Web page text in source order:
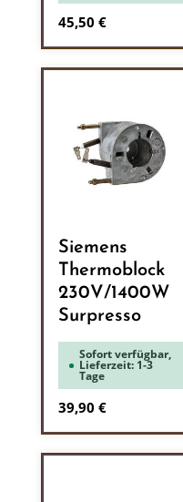
Regulärer Preis:
45,50 €
Siemens
Thermoblock
230V/1400W
Surpresso
Sofort verfügbar,
Lieferzeit: 1-3
Tage
Regulärer Preis:
39,90 €